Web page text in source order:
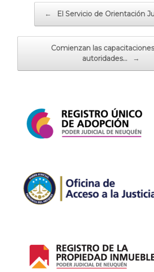
← El Servicio de Orientación
Comienzan las
autoridades…
→